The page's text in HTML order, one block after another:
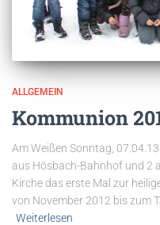
ALLGEMEIN
Kommunion
Am Weißen Sonntag,
aus Hösbach-Bahnhof und 2
Kirche das erste Mal zur
von November 2012 bis zum
Weiterlesen